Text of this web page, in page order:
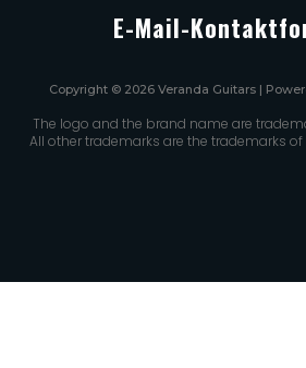
E-Mail-
Copyright © 2026 Veranda Guitars |
The logo and the brand name are
All other trademarks are the trademarks